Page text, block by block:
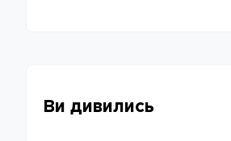
Ви дивились